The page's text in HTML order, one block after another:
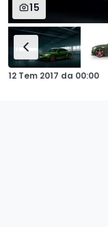
15
12 Tem 2017 da 00:00